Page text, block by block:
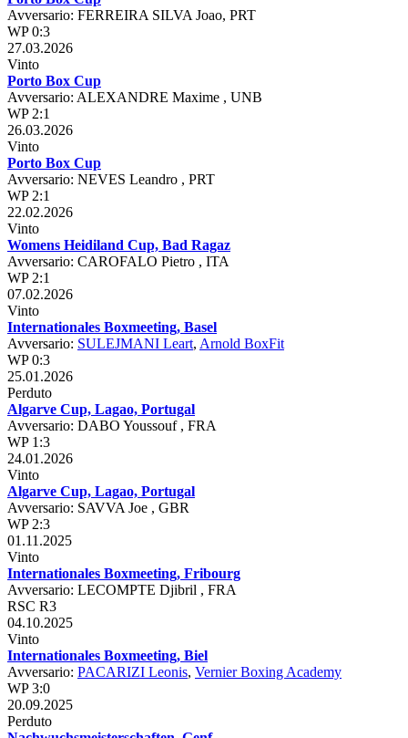
Avversario: FERREIRA SILVA Joao, PRT
WP 0:3
27.03.2026
Vinto
Porto Box Cup
Avversario: ALEXANDRE Maxime , UNB
WP 2:1
26.03.2026
Vinto
Porto Box Cup
Avversario: NEVES Leandro , PRT
WP 2:1
22.02.2026
Vinto
Womens Heidiland Cup, Bad Ragaz
Avversario: CAROFALO Pietro , ITA
WP 2:1
07.02.2026
Vinto
Internationales Boxmeeting, Basel
Avversario: SULEJMANI Leart, Arnold BoxFit
WP 0:3
25.01.2026
Perduto
Algarve Cup, Lagao, Portugal
Avversario: DABO Youssouf , FRA
WP 1:3
24.01.2026
Vinto
Algarve Cup, Lagao, Portugal
Avversario: SAVVA Joe , GBR
WP 2:3
01.11.2025
Vinto
Internationales Boxmeeting, Fribourg
Avversario: LECOMPTE Djibril , FRA
RSC R3
04.10.2025
Vinto
Internationales Boxmeeting, Biel
Avversario: PACARIZI Leonis, Vernier Boxing Academy
WP 3:0
20.09.2025
Perduto